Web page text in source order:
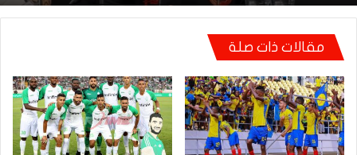
على الوداد ومارجعناش للوراء وماعتمدناش على
مقالات ذات صلة